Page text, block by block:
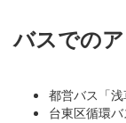
バスでの
都営バス「
台東区循環